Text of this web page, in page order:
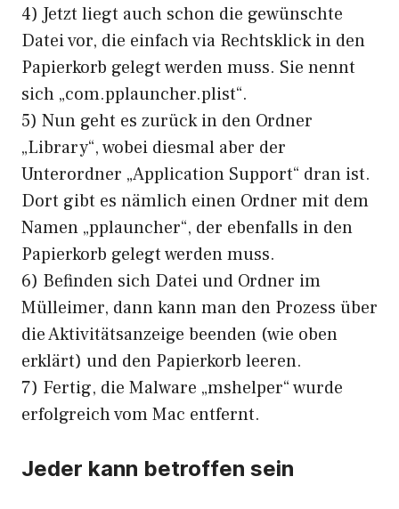
4) Jetzt liegt auch schon die gewünschte
Datei vor, die einfach via Rechtsklick in den
Papierkorb gelegt werden muss. Sie nennt
sich „com.pplauncher.plist“.
5) Nun geht es zurück in den Ordner
„Library“, wobei diesmal aber der
Unterordner „Application Support“ dran ist.
Dort gibt es nämlich einen Ordner mit dem
Namen „pplauncher“, der ebenfalls in den
Papierkorb gelegt werden muss.
6) Befinden sich Datei und Ordner im
Mülleimer, dann kann man den Prozess über
die Aktivitätsanzeige beenden (wie oben
erklärt) und den Papierkorb leeren.
7) Fertig, die Malware „mshelper“ wurde
erfolgreich vom Mac entfernt.
Jeder kann betroffen sein